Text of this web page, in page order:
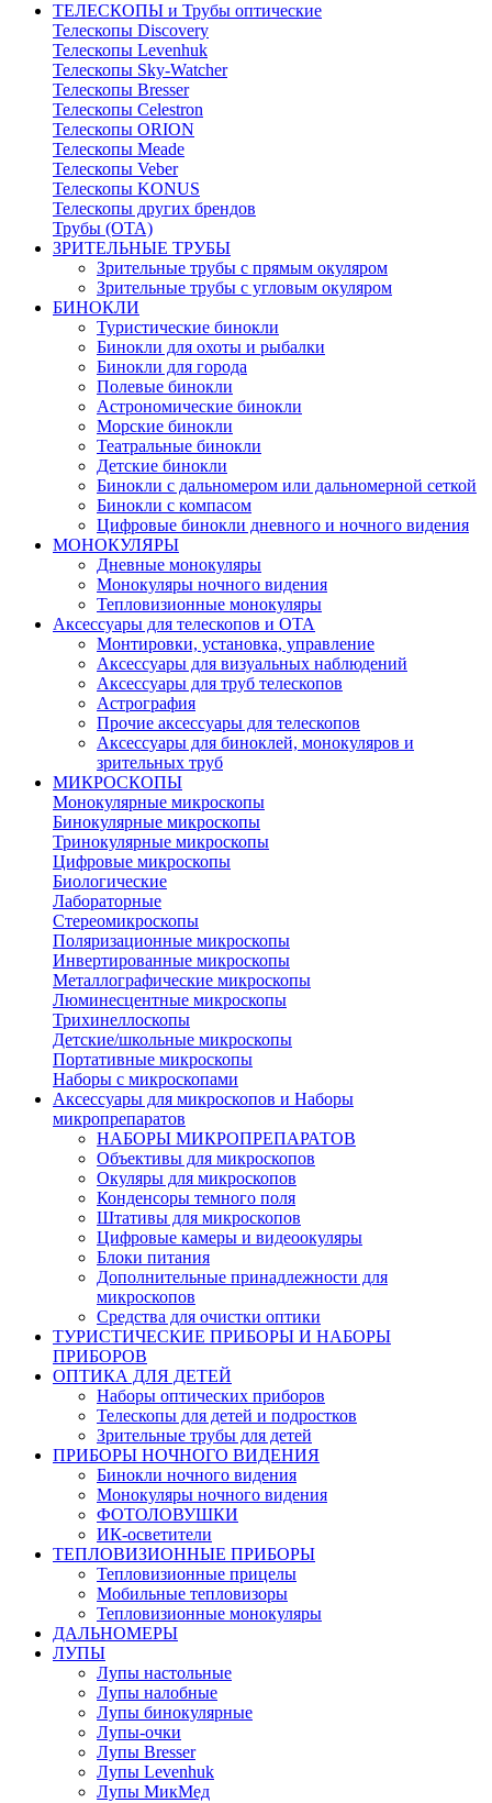
ТЕЛЕСКОПЫ и Трубы оптические
Телескопы Discovery
Телескопы Levenhuk
Телескопы Sky-Watcher
Телескопы Bresser
Телескопы Celestron
Телескопы ORION
Телескопы Meade
Телескопы Veber
Телескопы KONUS
Телескопы других брендов
Трубы (ОТА)
ЗРИТЕЛЬНЫЕ ТРУБЫ
Зрительные трубы с прямым окуляром
Зрительные трубы с угловым окуляром
БИНОКЛИ
Туристические бинокли
Бинокли для охоты и рыбалки
Бинокли для города
Полевые бинокли
Астрономические бинокли
Морские бинокли
Театральные бинокли
Детские бинокли
Бинокли с дальномером или дальномерной сеткой
Бинокли с компасом
Цифровые бинокли дневного и ночного видения
МОНОКУЛЯРЫ
Дневные монокуляры
Монокуляры ночного видения
Тепловизионные монокуляры
Аксессуары для телескопов и ОТА
Монтировки, установка, управление
Аксессуары для визуальных наблюдений
Аксессуары для труб телескопов
Астрография
Прочие аксессуары для телескопов
Аксессуары для биноклей, монокуляров и
зрительных труб
МИКРОСКОПЫ
Монокулярные микроскопы
Бинокулярные микроскопы
Тринокулярные микроскопы
Цифровые микроскопы
Биологические
Лабораторные
Стереомикроскопы
Поляризационные микроскопы
Инвертированные микроскопы
Металлографические микроскопы
Люминесцентные микроскопы
Трихинеллоскопы
Детские/школьные микроскопы
Портативные микроскопы
Наборы с микроскопами
Аксессуары для микроскопов и Наборы
микропрепаратов
НАБОРЫ МИКРОПРЕПАРАТОВ
Объективы для микроскопов
Окуляры для микроскопов
Конденсоры темного поля
Штативы для микроскопов
Цифровые камеры и видеоокуляры
Блоки питания
Дополнительные принадлежности для
микроскопов
Средства для очистки оптики
ТУРИСТИЧЕСКИЕ ПРИБОРЫ И НАБОРЫ
ПРИБОРОВ
ОПТИКА ДЛЯ ДЕТЕЙ
Наборы оптических приборов
Телескопы для детей и подростков
Зрительные трубы для детей
ПРИБОРЫ НОЧНОГО ВИДЕНИЯ
Бинокли ночного видения
Монокуляры ночного видения
ФОТОЛОВУШКИ
ИК-осветители
ТЕПЛОВИЗИОННЫЕ ПРИБОРЫ
Тепловизионные прицелы
Мобильные тепловизоры
Тепловизионные монокуляры
ДАЛЬНОМЕРЫ
ЛУПЫ
Лупы настольные
Лупы налобные
Лупы бинокулярные
Лупы-очки
Лупы Bresser
Лупы Levenhuk
Лупы МикМед